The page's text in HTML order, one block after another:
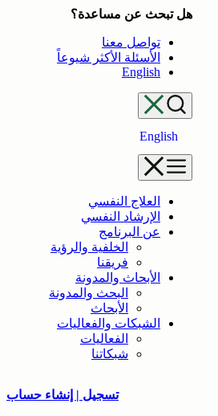
هل تبحث عن مساعدة؟
تواصل معنا
الأسئلة الأكثر شيوعاً
English
English
العلاج النفسي
الإرشاد النفسي
عن البرنامج
الخلفية والرؤية
فريقنا
الأبحاث والمدونة
البحث والمدونة
الأبحاث
الشبكات والفعاليات
الفعاليات
شبكاتنا
تسجيل | إنشاء حساب